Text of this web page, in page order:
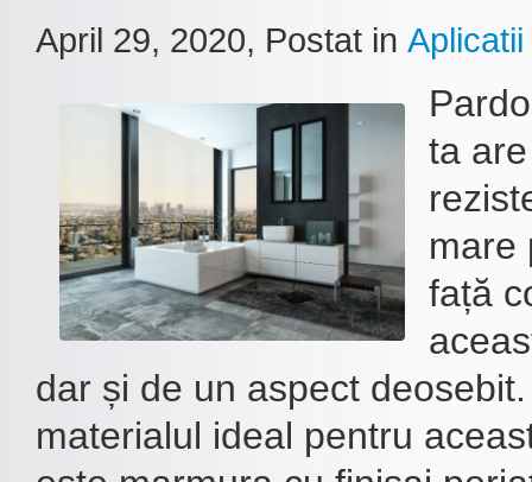
April 29, 2020, Postat in Aplicatii
ta
mare
față
dar și de un aspect
materialul ideal pentru